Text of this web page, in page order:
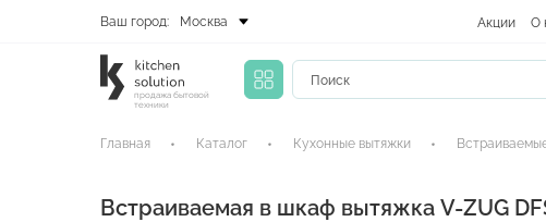
Ваш город: Москва Акции О
продажа бытовой
техники
Главная Каталог Кухонные вытяжки
Встраиваемая в шкаф вытяжка V-ZUG